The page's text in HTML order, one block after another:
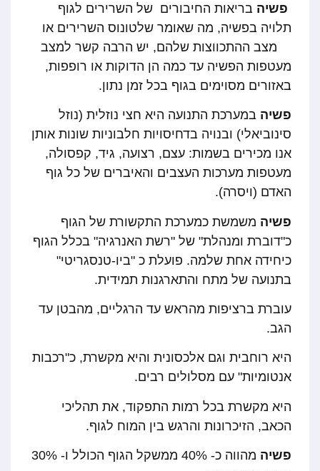
פשיה בריאות החיבורים של השרירים לגוף
תלויה בפשיה, מה שאומר שלטונוס השרירים או
מצב ההתכווצות שלהם, יש הרבה קשר למצב
מעטפות הפשיה עד כמה הן הדוקות או רופפות,
באזורים מסוימים בגוף בכל זמן נתון.
פשיה במערכת התנועה היא חצי נוזלית (נוזל
סינוביאלי) ובנויה בדחיסויות חלבוניות שונות אותן
אנו מכירים בשמות: עצם, רצועה, גיד, קפסולה,
מעטפות מערכות העצבים והאיברים של כל גוף
האדם (ויסרה).
פשיה משמשת כמערכת התקשורת של הגוף
כ"דוברת ומנהלת" של "רשת האנרגיה" בכלל הגוף
כיחידה אחת שלמה. פועלת כ "ביו-טנסגריטי"
בתנועה של מתח והתארגנות תמידית.
עוברת ברציפות מהראש עד הרגליים, מהבטן עד
הגב.
היא רוחבית וגם אלכסונית והיא מקשרת, כ"רכבות
אנטומיות" עם מסלולים רבים.
היא מקשרת בכל רמות התפקוד, את תהליכי
הכאב, הזיכרונות והרגש בין המוח לגוף.
פשיה
מהווה כ- 40% ממשקל הגוף הכולל ו- 30%